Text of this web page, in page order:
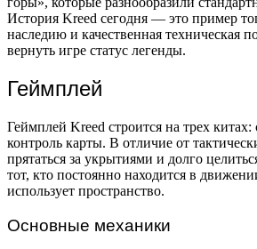
История Kreed сегодня — это пример
наследию и качественная техническая
вернуть игре статус легенды.
Геймплей
Геймплей Kreed строится на трех китах:
контроль карты. В отличие от
прятаться за укрытиями и долго
тот, кто постоянно находится в
использует пространство.
Основные механики